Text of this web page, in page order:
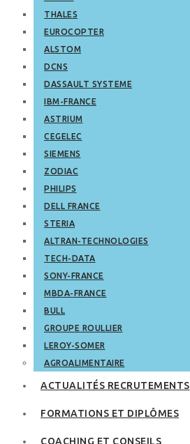
THALES
EUROCOPTER
ALSTOM
DCNS
DASSAULT SYSTEME
IBM-FRANCE
ASTRIUM
CEGELEC
SIEMENS
ZODIAC
PHILIPS
DELL FRANCE
STERIA
ALTRAN-TECHNOLOGIES
TECH-DATA
SONY-FRANCE
MBDA-FRANCE
BULL
GROUPE ROULLIER
LEROY-SOMER
AGROALIMENTAIRE
ACTUALITÉS RECRUTEMENTS
FORMATIONS ET DIPLÔMES
COACHING ET CONSEILS